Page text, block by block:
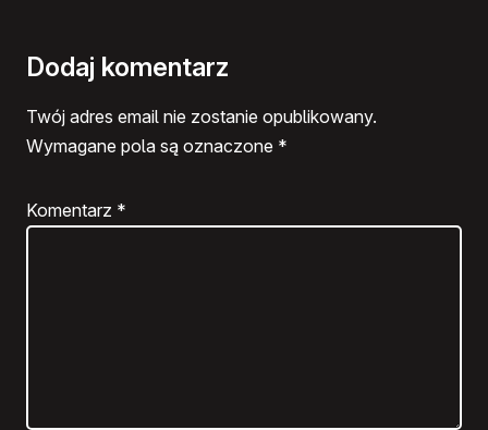
Dodaj komentarz
Twój adres email nie zostanie opublikowany.
Wymagane pola są oznaczone *
Komentarz *